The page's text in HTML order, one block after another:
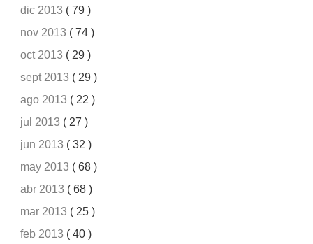
dic 2013 ( 79 )
nov 2013 ( 74 )
oct 2013 ( 29 )
sept 2013 ( 29 )
ago 2013 ( 22 )
jul 2013 ( 27 )
jun 2013 ( 32 )
may 2013 ( 68 )
abr 2013 ( 68 )
mar 2013 ( 25 )
feb 2013 ( 40 )